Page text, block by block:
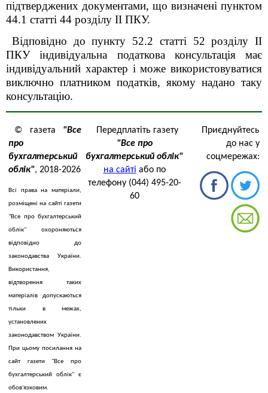
підтверджених документами, що визначені пунктом
44.1 статті 44 розділу ІІ ПКУ.
Відповідно до пункту 52.2 статті 52 розділу ІІ
ПКУ індивідуальна податкова консультація має
індивідуальний характер і може використовуватися
виключно платником податків, якому надано таку
консультацію.
© газета "Все
про
бухгалтерський
облік", 2018-2026
Всі права на матеріали,
розміщені на сайті газети
"Все про бухгалтерський
облік" охороняються
відповідно до
законодавства України.
Використання,
відтворення таких
матеріалів допускаються
тільки в межах,
установлених
законодавством України.
При цьому посилання на
сайт газети "Все про
бухгалтерський облік" є
обов'язковим.
Передплатіть газету
"Все про
бухгалтерський облік"
на сайті або по
телефону (044) 495-20-
60
Приєднуйтесь
до нас у
соцмережах: